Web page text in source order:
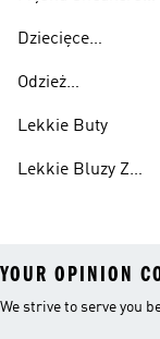
Przewiewne
Dziecięce
Przewiewne
Odzież
Lekkie Buty
Lekkie Bluzy Z
YOUR OPINION
We strive to serve you